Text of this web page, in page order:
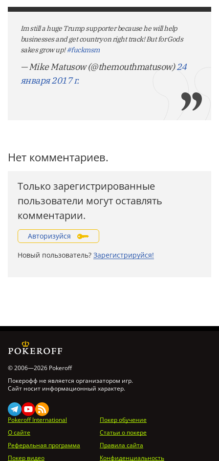
Im still a huge Trump supporter because he will help
businesses and get country on right track! But for Gods
sakes grow up!#fuckmsm
— Mike Matusow (@themouthmatusow)24
января 2017 г.
Нет комментариев.
Только зарегистрированные
пользователи могут оставлять
комментарии.
Авторизуйся
Новый пользователь? Зарегистрируйся!
© 2006—2026 Pokeroff
Покерофф не является организатором игр.
Сайт носит информационный характер.
Pokeroff International
Покер обучение
О сайте
Статьи о покере
Реферальная программа
Правила сайта
Покер видео
Конфиденциальность